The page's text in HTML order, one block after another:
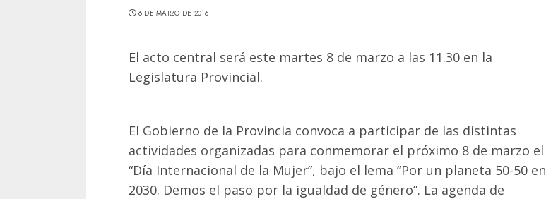
6 DE MARZO DE 2016
El acto central será este martes 8 de marzo a las 11.30 en la
Legislatura Provincial.
El Gobierno de la Provincia convoca a participar de las distintas
actividades organizadas para conmemorar el próximo 8 de marzo el
“Día Internacional de la Mujer”, bajo el lema “Por un planeta 50-50 en
2030. Demos el paso por la igualdad de género”. La agenda de